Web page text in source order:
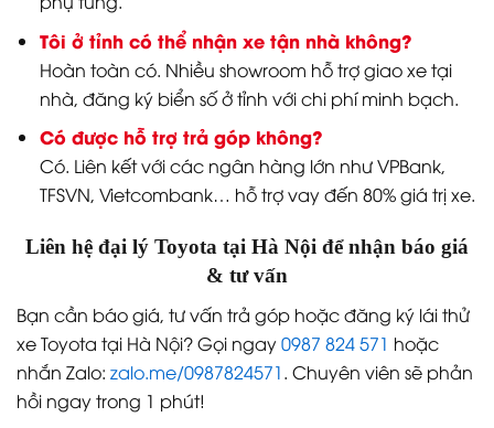
Tôi ở tỉnh có thể nhận xe tận nhà không?
Hoàn toàn có. Nhiều showroom hỗ trợ giao xe tại
nhà, đăng ký biển số ở tỉnh với chi phí minh bạch.
Có được hỗ trợ trả góp không?
Có. Liên kết với các ngân hàng lớn như VPBank,
TFSVN, Vietcombank… hỗ trợ vay đến 80% giá trị xe.
Liên hệ đại lý Toyota tại Hà Nội để nhận báo giá
& tư vấn
Bạn cần báo giá, tư vấn trả góp hoặc đăng ký lái thử
xe Toyota tại Hà Nội? Gọi ngay0987 824 571 hoặc
nhắn Zalo: zalo.me/0987824571. Chuyên viên sẽ phản
hồi ngay trong 1 phút!